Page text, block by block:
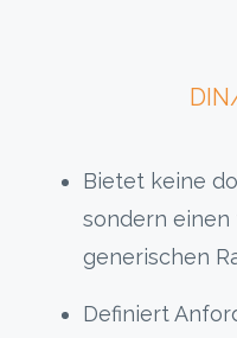
Bietet keine
sondern
generischen
Definiert